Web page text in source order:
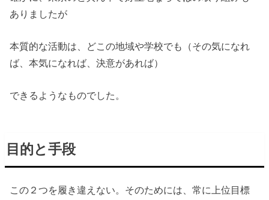
ありましたが
本質的な活動は、どこの地域や学校でも（その気になれ
ば、本気になれば、決意があれば）
できるようなものでした。
目的と手段
この２つを履き違えない。そのためには、常に上位目標